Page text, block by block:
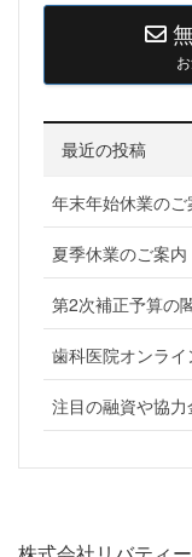
最近の投稿
年末年始休業のご
夏季休業のご案内
第2次補正予算の
歯科医院オンラ
注目の融資や協力